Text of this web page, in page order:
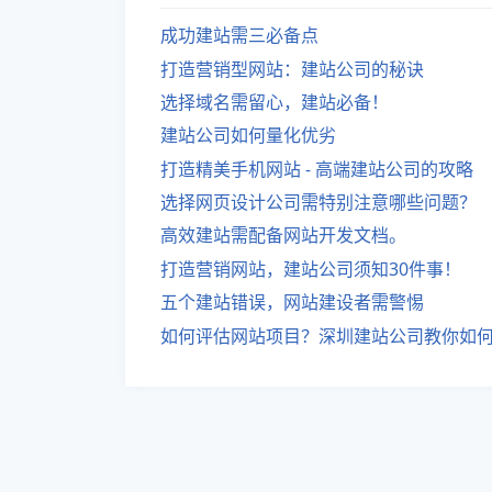
成功建站需三必备点
打造营销型网站：建站公司的秘诀
选择域名需留心，建站必备！
建站公司如何量化优劣
打造精美手机网站 - 高端建站公司的攻略
选择网页设计公司需特别注意哪些问题？
高效建站需配备网站开发文档。
打造营销网站，建站公司须知30件事！
五个建站错误，网站建设者需警惕
如何评估网站项目？深圳建站公司教你如